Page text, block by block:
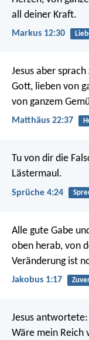
all deiner Kraft.
Markus 12:30
Jesus aber
Gott, lieben von
von ganzem
Matthäus 22:37
Tu von dir die
Lästermaul.
Sprüche 4:24
Alle gute Gabe
oben herab, von
Veränderung ist
Jakobus 1:17
Jesus
Wäre mein Reich